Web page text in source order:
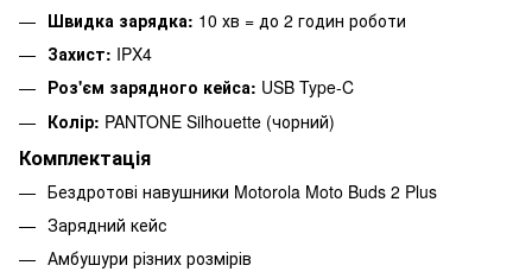
Швидка зарядка: 10 хв = до 2 годин роботи
Захист: IPX4
Роз'єм зарядного кейса: USB Type-C
Колір: PANTONE Silhouette (чорний)
Комплектація
Бездротові навушники Motorola Moto Buds 2 Plus
Зарядний кейс
Амбушури різних розмірів